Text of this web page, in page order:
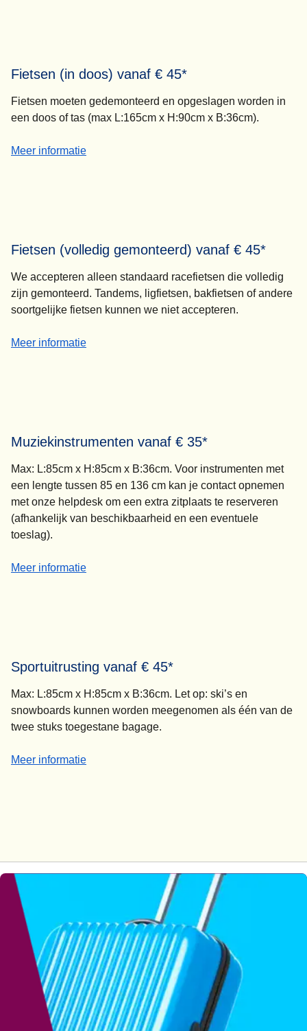
Fietsen (in doos) vanaf € 45*
Fietsen moeten gedemonteerd en opgeslagen worden in
een doos of tas (max L:165cm x H:90cm x B:36cm).
Meer informatie
-Fietsen (in doos) vanaf € 45*
Fietsen (volledig gemonteerd) vanaf € 45*
We accepteren alleen standaard racefietsen die volledig
zijn gemonteerd. Tandems, ligfietsen, bakfietsen of andere
soortgelijke fietsen kunnen we niet accepteren.
Meer informatie
-Fietsen (volledig gemonteerd) vanaf € 45*
Muziekinstrumenten vanaf € 35*
Max: L:85cm x H:85cm x B:36cm. Voor instrumenten met
een lengte tussen 85 en 136 cm kan je contact opnemen
met onze helpdesk om een extra zitplaats te reserveren
(afhankelijk van beschikbaarheid en een eventuele
toeslag).
Meer informatie
-Muziekinstrumenten vanaf € 35*
Sportuitrusting vanaf € 45*
Max: L:85cm x H:85cm x B:36cm. Let op: ski’s en
snowboards kunnen worden meegenomen als één van de
twee stuks toegestane bagage.
Meer informatie
-Sportuitrusting vanaf € 45*